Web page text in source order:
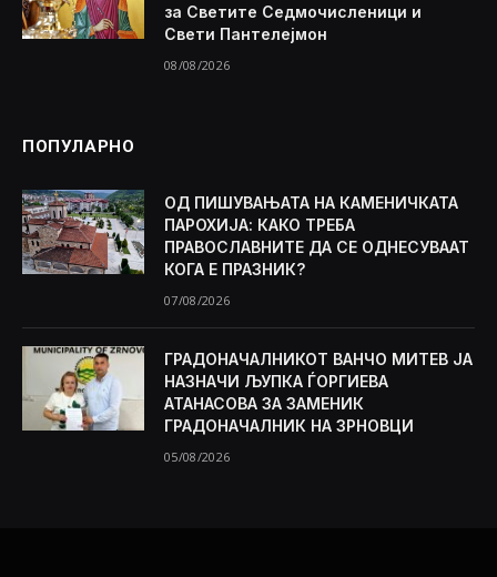
за Светите Седмочисленици и
Свети Пантелејмон
08/08/2026
ПОПУЛАРНО
ОД ПИШУВАЊАТА НА КАМЕНИЧКАТА
ПАРОХИЈА: КАКО ТРЕБА
ПРАВОСЛАВНИТЕ ДА СЕ ОДНЕСУВААТ
КОГА Е ПРАЗНИК?
07/08/2026
ГРАДОНАЧАЛНИКОТ ВАНЧО МИТЕВ ЈА
НАЗНАЧИ ЉУПКА ЃОРГИЕВА
АТАНАСОВА ЗА ЗАМЕНИК
ГРАДОНАЧАЛНИК НА ЗРНОВЦИ
05/08/2026